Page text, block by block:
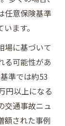
任意保険基準
ます。
場に基づいて
る可能性があ
準では約53
円以上になる
交通事故ニュ
額された事例